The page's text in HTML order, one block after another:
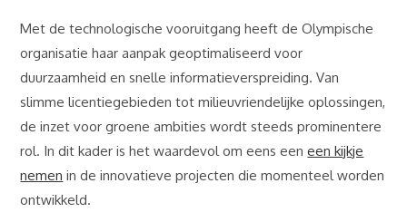
Met de technologische vooruitgang heeft de Olympische
organisatie haar aanpak geoptimaliseerd voor
duurzaamheid en snelle informatieverspreiding. Van
slimme licentiegebieden tot milieuvriendelijke oplossingen,
de inzet voor groene ambities wordt steeds prominentere
rol. In dit kader is het waardevol om eens eeneen kijkje
nemen in de innovatieve projecten die momenteel worden
ontwikkeld.